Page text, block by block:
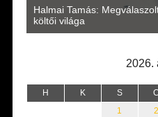
Halmai Tamás:
költői világa
2026.
H K S C
1 2